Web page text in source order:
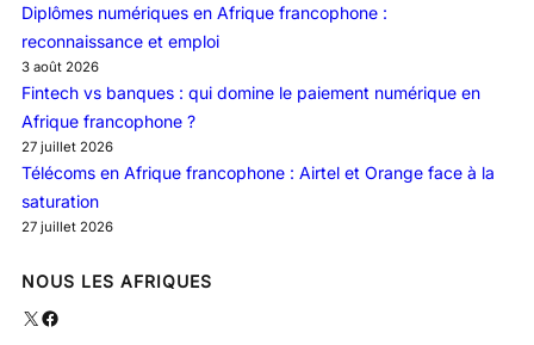
Diplômes numériques en Afrique francophone :
reconnaissance et emploi
3 août 2026
Fintech vs banques : qui domine le paiement numérique en
Afrique francophone ?
27 juillet 2026
Télécoms en Afrique francophone : Airtel et Orange face à la
saturation
27 juillet 2026
NOUS LES AFRIQUES
X Facebook